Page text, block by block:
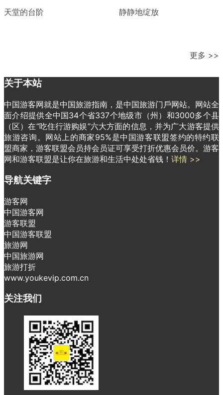
天堂的台阶 静静地绽放
更多 >>
关于本站
中国游客网就是中国旅游指南，是中国旅游门戶网站。网站全
面介绍提供全中国34个省337个地级市（州）和3000多个县
（区）在“吃住行游购娱”六大方面的信息，并为广大游客提供
旅游咨询。网站上的商家95%是中国游客联盟签约的特约联
盟商家，游客联盟会员持会员证可享受打折优惠会员价。游客
网和游客联盟是让你在旅游和生活中处处省钱！ 详情 >>
导航关键字
游客网
中国游客网
游客联盟
中国游客联盟
旅游网
中国旅游网
旅游打折
www.youkevip.com.cn
关注我们